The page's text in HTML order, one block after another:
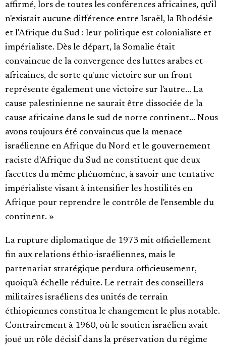
affirmé, lors de toutes les conférences africaines, qu'il
n'existait aucune différence entre Israël, la Rhodésie
et l'Afrique du Sud : leur politique est colonialiste et
impérialiste. Dès le départ, la Somalie était
convaincue de la convergence des luttes arabes et
africaines, de sorte qu'une victoire sur un front
représente également une victoire sur l'autre... La
cause palestinienne ne saurait être dissociée de la
cause africaine dans le sud de notre continent... Nous
avons toujours été convaincus que la menace
israélienne en Afrique du Nord et le gouvernement
raciste d'Afrique du Sud ne constituent que deux
facettes du même phénomène, à savoir une tentative
impérialiste visant à intensifier les hostilités en
Afrique pour reprendre le contrôle de l'ensemble du
continent. »
La rupture diplomatique de 1973 mit officiellement
fin aux relations éthio-israéliennes, mais le
partenariat stratégique perdura officieusement,
quoiqu'à échelle réduite. Le retrait des conseillers
militaires israéliens des unités de terrain
éthiopiennes constitua le changement le plus notable.
Contrairement à 1960, où le soutien israélien avait
joué un rôle décisif dans la préservation du régime